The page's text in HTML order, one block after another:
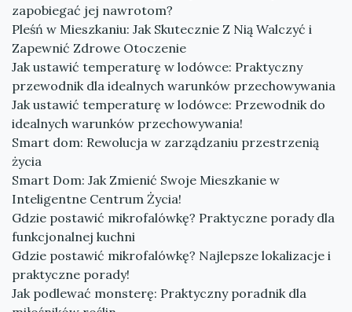
zapobiegać jej nawrotom?
Pleśń w Mieszkaniu: Jak Skutecznie Z Nią Walczyć i
Zapewnić Zdrowe Otoczenie
Jak ustawić temperaturę w lodówce: Praktyczny
przewodnik dla idealnych warunków przechowywania
Jak ustawić temperaturę w lodówce: Przewodnik do
idealnych warunków przechowywania!
Smart dom: Rewolucja w zarządzaniu przestrzenią
życia
Smart Dom: Jak Zmienić Swoje Mieszkanie w
Inteligentne Centrum Życia!
Gdzie postawić mikrofalówkę? Praktyczne porady dla
funkcjonalnej kuchni
Gdzie postawić mikrofalówkę? Najlepsze lokalizacje i
praktyczne porady!
Jak podlewać monsterę: Praktyczny poradnik dla